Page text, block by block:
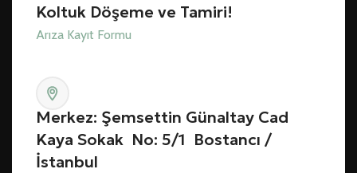
Koltuk Döşeme ve Tamiri!
Arıza Kayıt Formu
Merkez: Şemsettin Günaltay Cad
Kaya Sokak No: 5/1 Bostancı /
İstanbul